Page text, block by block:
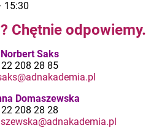
15:30
Chętnie odpowiemy.
Norbert Saks
22 208 28 85
Domaszewska
22 208 28 28